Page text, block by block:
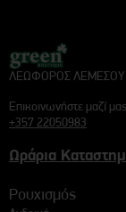
ΛΕΩΦΟΡΟΣ ΛΕΜΕΣΟΥ
Επικοινωνήστε μαζί μας
+357 22050983
Ωράρια
Ρουχισμός